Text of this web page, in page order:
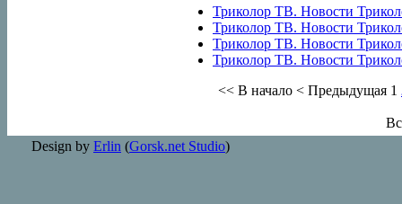
Триколор ТВ. Новости
Триколор ТВ. Новости
Триколор ТВ. Новости
Триколор ТВ. Новости
<< В начало < Предыдущая 1
Design by Erlin (Gorsk.net Studio)